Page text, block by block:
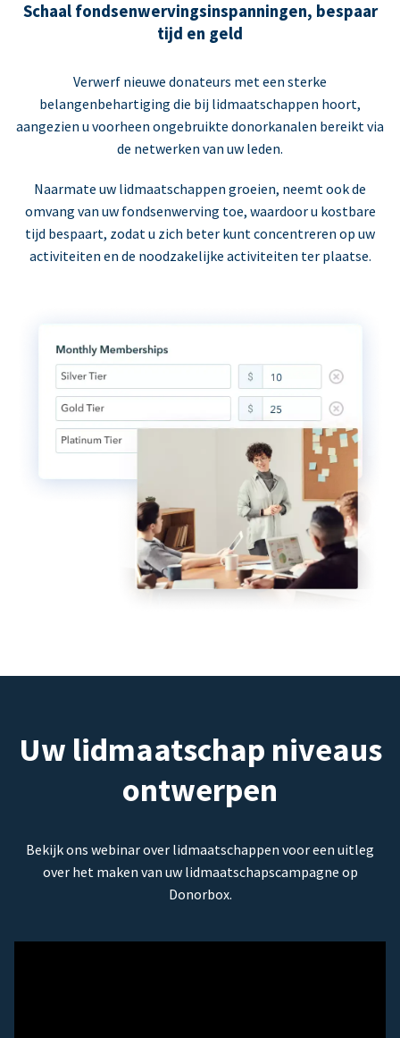
Schaal fondsenwervingsinspanningen, bespaar
tijd en geld
Verwerf nieuwe donateurs met een sterke
belangenbehartiging die bij lidmaatschappen hoort,
aangezien u voorheen ongebruikte donorkanalen bereikt via
de netwerken van uw leden.
Naarmate uw lidmaatschappen groeien, neemt ook de
omvang van uw fondsenwerving toe, waardoor u kostbare
tijd bespaart, zodat u zich beter kunt concentreren op uw
activiteiten en de noodzakelijke activiteiten ter plaatse.
Uw lidmaatschap niveaus
ontwerpen
Bekijk ons webinar over lidmaatschappen voor een uitleg
over het maken van uw lidmaatschapscampagne op
Donorbox.